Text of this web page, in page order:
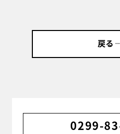
戻る
0299-